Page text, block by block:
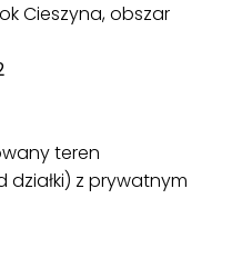
Cieszyna, obszar
teren
działki) z prywatnym